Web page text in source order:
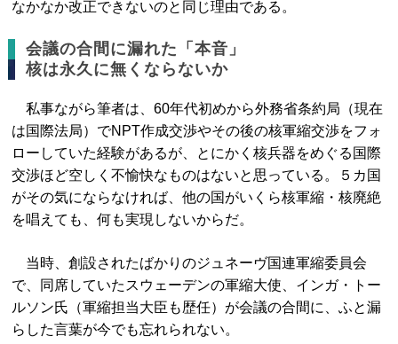
なかなか改正できないのと同じ理由である。
会議の合間に漏れた「本音」
核は永久に無くならないか
私事ながら筆者は、60年代初めから外務省条約局（現在
は国際法局）でNPT作成交渉やその後の核軍縮交渉をフォ
ローしていた経験があるが、とにかく核兵器をめぐる国際
交渉ほど空しく不愉快なものはないと思っている。５カ国
がその気にならなければ、他の国がいくら核軍縮・核廃絶
を唱えても、何も実現しないからだ。
当時、創設されたばかりのジュネーヴ国連軍縮委員会
で、同席していたスウェーデンの軍縮大使、インガ・トー
ルソン氏（軍縮担当大臣も歴任）が会議の合間に、ふと漏
らした言葉が今でも忘れられない。